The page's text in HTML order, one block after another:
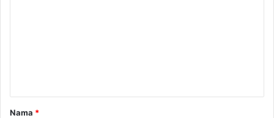
rNama *